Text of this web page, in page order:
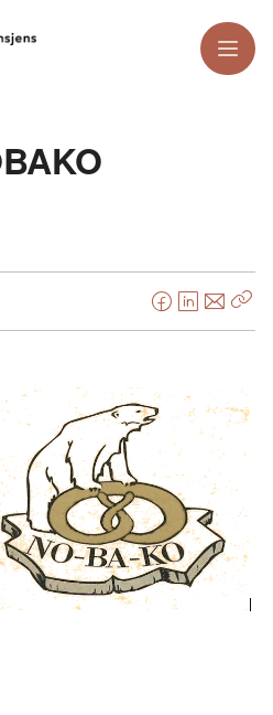
Meny
F
a
e
b
o
k
L
i
e
d
I
n
E
-
o
s